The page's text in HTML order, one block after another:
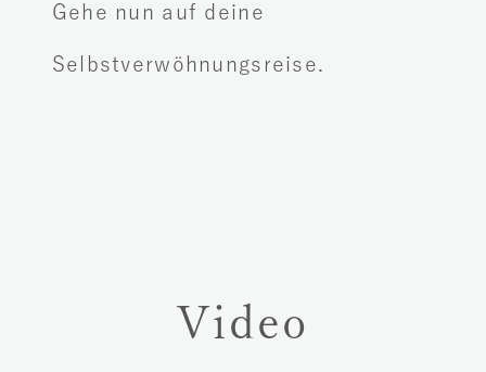
Gehe nun auf deine
Selbstverwöhnungsreise.
Video